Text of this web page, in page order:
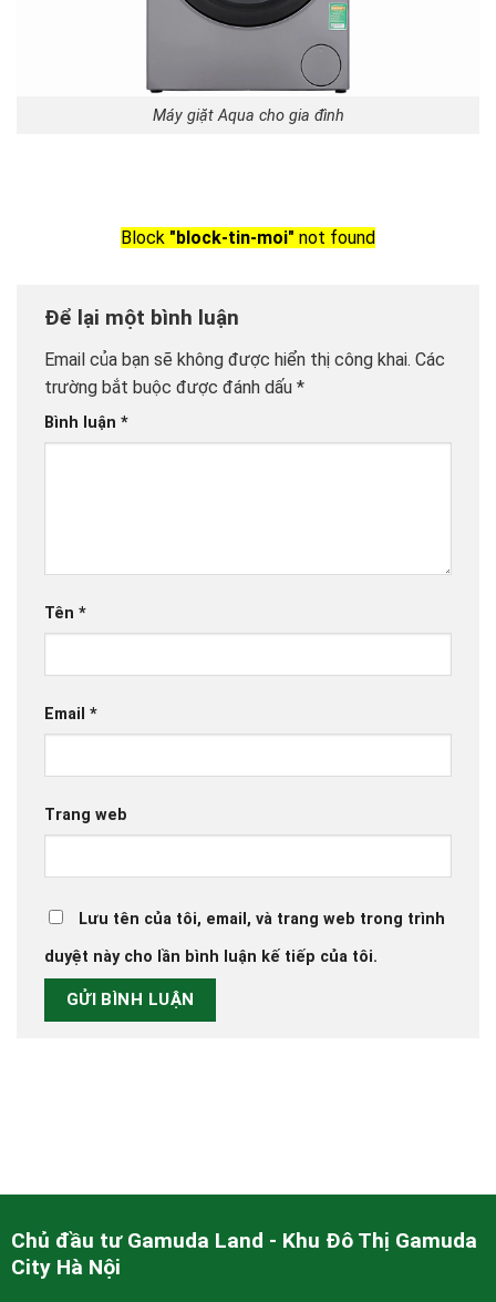
Máy giặt Aqua cho gia đình
Block "block-tin-moi" not found
Để lại một bình luận
Email của bạn sẽ không được hiển thị công khai. Các
trường bắt buộc được đánh dấu *
Bình luận *
Tên *
Email *
Trang web
Lưu tên của tôi, email, và trang web trong trình
duyệt này cho lần bình luận kế tiếp của tôi.
Chủ đầu tư Gamuda Land - Khu Đô Thị Gamuda
City Hà Nội